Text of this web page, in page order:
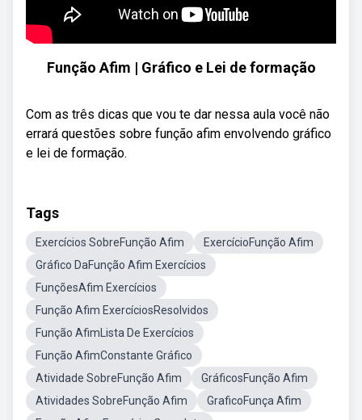
Função Afim | Gráfico e Lei de formação
Com as três dicas que vou te dar nessa aula você não
errará questões sobre função afim envolvendo gráfico
e lei de formação.
Tags
Exercícios SobreFunção Afim
ExercícioFunção Afim
Gráfico DaFunção Afim Exercícios
FunçõesAfim Exercícios
Função Afim ExercíciosResolvidos
Função AfimLista De Exercícios
Função AfimConstante Gráfico
Atividade SobreFunção Afim
GráficosFunção Afim
Atividades SobreFunção Afim
GraficoFunça Afim